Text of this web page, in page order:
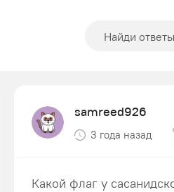
samreed926
3 года назад
Какой флаг у